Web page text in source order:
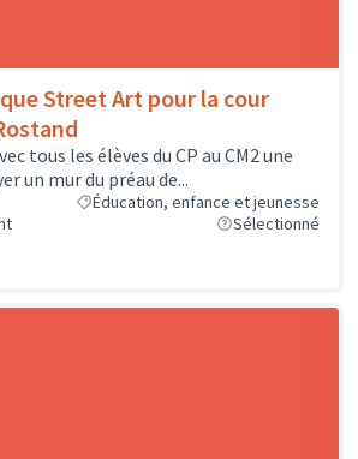
Street Art pour la cour
tous les élèves du CP au CM2 une
un mur du préau de...
Éducation, enfance et jeunesse
Sélectionné